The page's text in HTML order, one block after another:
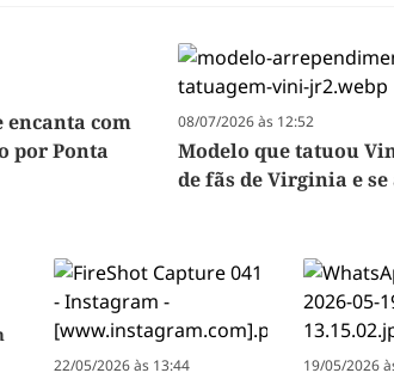
encanta com
por Ponta
08/07/2026 às 12:52
Modelo que tatuou
de fãs de Virginia e
22/05/2026 às 13:44 19/05/2026